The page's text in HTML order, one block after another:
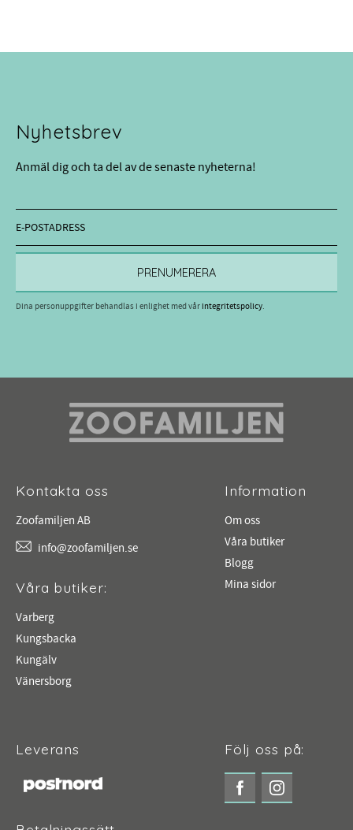
Nyhetsbrev
Anmäl dig och ta del av de senaste nyheterna!
PRENUMERERA
Dina personuppgifter behandlas i enlighet med vårintegritetspolicy.
Kontakta oss
Zoofamiljen AB
info@zoofamiljen.se
Våra butiker:
Varberg
Kungsbacka
Kungälv
Vänersborg
Information
Om oss
Våra butiker
Blogg
Mina sidor
Leverans Följ oss på: